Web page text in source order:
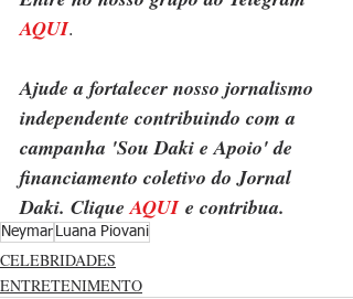
AQUI.
Ajude a fortalecer nosso jornalismo
independente contribuindo com a
campanha 'Sou Daki e Apoio' de
financiamento coletivo do Jornal
Daki. Clique AQUI e contribua.
Neymar Luana Piovani
CELEBRIDADES
ENTRETENIMENTO